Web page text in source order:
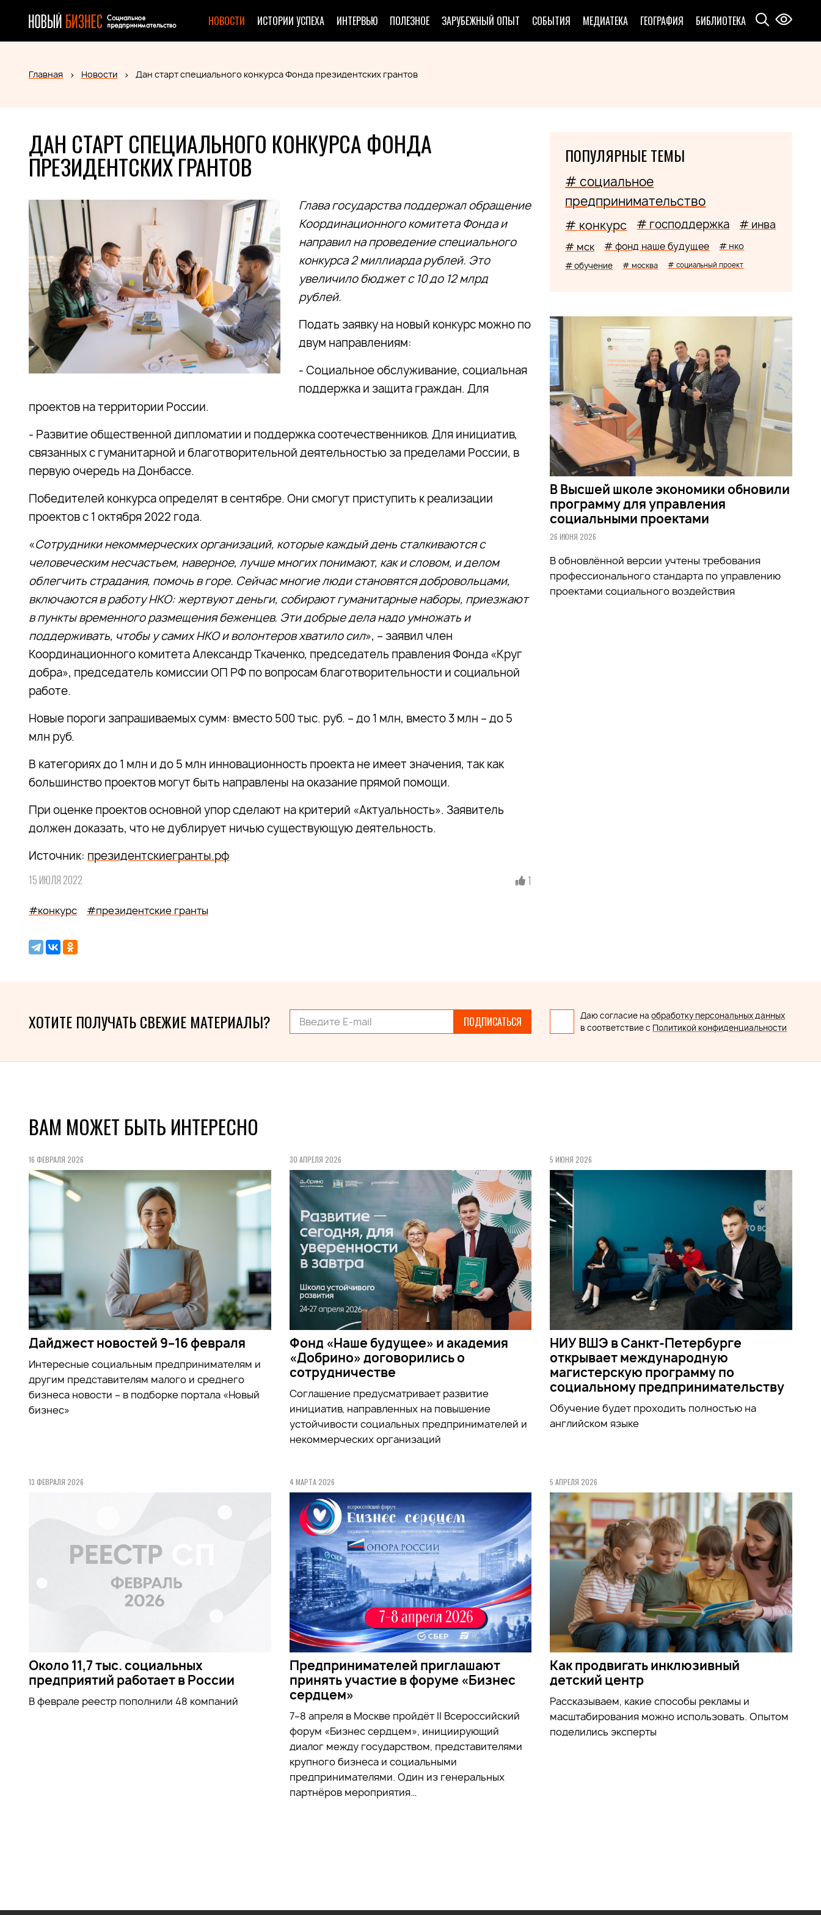
НОВОСТИ ИСТОРИИ УСПЕХА ИНТЕРВЬЮ ПОЛЕЗНОЕ ЗАРУБЕЖНЫЙ ОПЫТ СОБЫТИЯ МЕДИАТЕКА ГЕОГРАФИЯ БИБЛИОТЕКА
Главная Новости Дан старт специального конкурса Фонда президентских грантов
ДАН СТАРТ СПЕЦИАЛЬНОГО КОНКУРСА ФОНДА
ПРЕЗИДЕНТСКИХ ГРАНТОВ
Глава государства поддержал обращение
Координационного комитета Фонда и
направил на проведение специального
конкурса 2 миллиарда рублей. Это
увеличило бюджет с 10 до 12 млрд
рублей.
Подать заявку на новый конкурс можно по
двум направлениям:
- Социальное обслуживание, социальная
поддержка и защита граждан. Для
проектов на территории России.
- Развитие общественной дипломатии и поддержка соотечественников. Для инициатив,
связанных с гуманитарной и благотворительной деятельностью за пределами России, в
первую очередь на Донбассе.
Победителей конкурса определят в сентябре. Они смогут приступить к реализации
проектов с 1 октября 2022 года.
«Сотрудники некоммерческих организаций, которые каждый день сталкиваются с
человеческим несчастьем, наверное, лучше многих понимают, как и словом, и делом
облегчить страдания, помочь в горе. Сейчас многие люди становятся добровольцами,
включаются в работу НКО: жертвуют деньги, собирают гуманитарные наборы, приезжают
в пункты временного размещения беженцев. Эти добрые дела надо умножать и
поддерживать, чтобы у самих НКО и волонтеров хватило сил», – заявил член
Координационного комитета Александр Ткаченко, председатель правления Фонда «Круг
добра», председатель комиссии ОП РФ по вопросам благотворительности и социальной
работе.
Новые пороги запрашиваемых сумм: вместо 500 тыс. руб. – до 1 млн, вместо 3 млн – до 5
млн руб.
В категориях до 1 млн и до 5 млн инновационность проекта не имеет значения, так как
большинство проектов могут быть направлены на оказание прямой помощи.
При оценке проектов основной упор сделают на критерий «Актуальность». Заявитель
должен доказать, что не дублирует ничью существующую деятельность.
Источник: президентскиегранты.рф
15 ИЮЛЯ 2022 1
#конкурс #президентские гранты
ПОПУЛЯРНЫЕ ТЕМЫ
# социальное
предпринимательство
# конкурс # господдержка # инва
# мск # фонд наше будущее # нко
# обучение # москва # социальный проект
В Высшей школе экономики обновили
программу для управления
социальными проектами
26 ИЮНЯ 2026
В обновлённой версии учтены требования
профессионального стандарта по управлению
проектами социального воздействия
ХОТИТЕ ПОЛУЧАТЬ СВЕЖИЕ МАТЕРИАЛЫ? ПОДПИСАТЬСЯ Даю согласие наобработку персональных данных
в соответствие с Политикой конфиденциальности
ВАМ МОЖЕТ БЫТЬ ИНТЕРЕСНО
16 ФЕВРАЛЯ 2026
Дайджест новостей 9–16 февраля
Интересные социальным предпринимателям и
другим представителям малого и среднего
бизнеса новости – в подборке портала «Новый
бизнес»
30 АПРЕЛЯ 2026
Фонд «Наше будущее» и академия
«Добрино» договорились о
сотрудничестве
Соглашение предусматривает развитие
инициатив, направленных на повышение
устойчивости социальных предпринимателей и
некоммерческих организаций
5 ИЮНЯ 2026
НИУ ВШЭ в Санкт-Петербурге
открывает международную
магистерскую программу по
социальному предпринимательству
Обучение будет проходить полностью на
английском языке
13 ФЕВРАЛЯ 2026
Около 11,7 тыс. социальных
предприятий работает в России
В феврале реестр пополнили 48 компаний
4 МАРТА 2026
Предпринимателей приглашают
принять участие в форуме «Бизнес
сердцем»
7–8 апреля в Москве пройдёт II Всероссийский
форум «Бизнес сердцем», инициирующий
диалог между государством, представителями
крупного бизнеса и социальными
предпринимателями. Один из генеральных
партнёров мероприятия…
5 АПРЕЛЯ 2026
Как продвигать инклюзивный
детский центр
Рассказываем, какие способы рекламы и
масштабирования можно использовать. Опытом
поделились эксперты